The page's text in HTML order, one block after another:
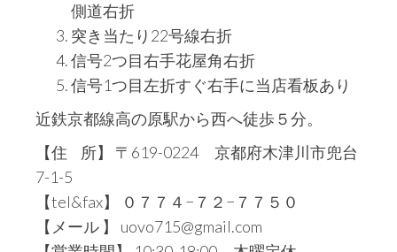
側道右折
突き当たり22号線右折
信号2つ目右手花屋角右折
信号1つ目左折すぐ右手に当店看板あり
近鉄京都線高の原駅から西へ徒歩５分。
【住 所】 〒619-0224 京都府木津川市兜台
7-1-5
【tel&fax】 ０７７４−７２−７７５０
【メール 】 uovo715@gmail.com